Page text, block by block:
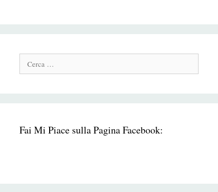
Cerca:
Fai Mi Piace sulla Pagina Facebook: